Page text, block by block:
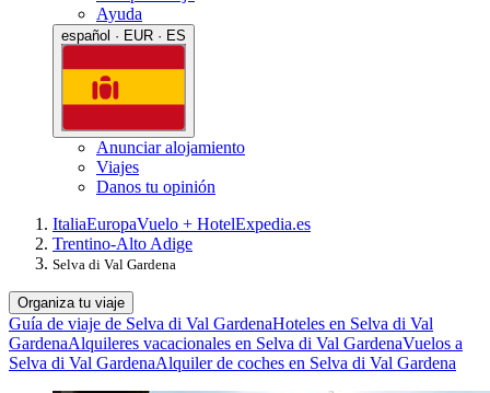
Ayuda
español · EUR · ES
Anunciar alojamiento
Viajes
Danos tu opinión
ItaliaEuropaVuelo + HotelExpedia.es
Trentino-Alto Adige
Selva di Val Gardena
Organiza tu viaje
Guía de viaje de Selva di Val GardenaHoteles en Selva di Val
GardenaAlquileres vacacionales en Selva di Val GardenaVuelos a
Selva di Val GardenaAlquiler de coches en Selva di Val Gardena